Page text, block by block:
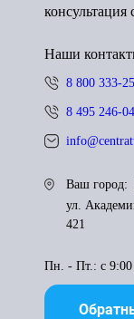
консультация
Наши
8 800 333-
8 495 246-
Ваш город:
ул.
421
Пн. - Пт.: с 9:00